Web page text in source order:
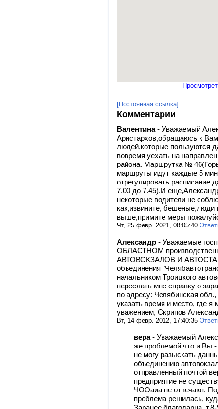
[Постоянная ссылка]
Комментарии
Валентина- Уважаемый
Аристархов,обращаюсь к Вам
людей,которые пользуются
вовремя уехать на
района. Маршрутка №
маршруты идут каждые 5
отрегулировать расписание
7.00 до 7.45).И
некоторые водители не
как,извините, бешеные,люди
выше,примите меры
Чт, 25 февр. 2021, 08:05:40
Александр - Уважаемые
ОБЛАСТНОМ
АВТОВОКЗАЛОВ И
объединения
начальником Троицкого
переслать мне справку о
по адресу: Челябинская
указать время и место, где я
уважением, Скрипов
Вт, 14 февр. 2012, 17:40:35
вера- Уважаемый
же проблемой что и Вы
не могу разыскать
объединению
отправленный почтой
предприятие не
ЧООаиа не отвечают.
проблема решилась,
Заранее благодарна.